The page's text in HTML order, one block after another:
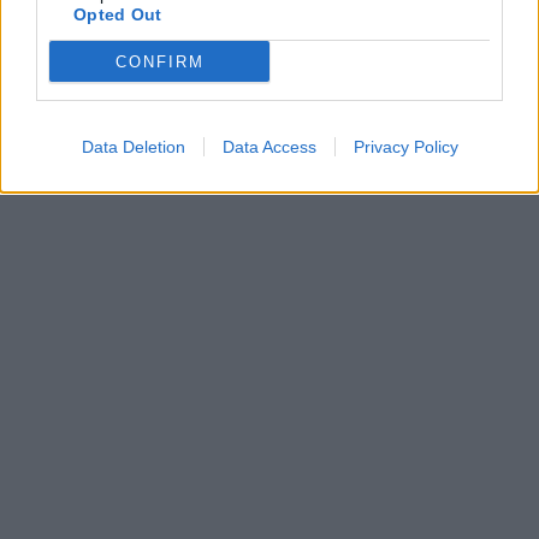
Opted Out
CONFIRM
Data Deletion Data Access Privacy Policy